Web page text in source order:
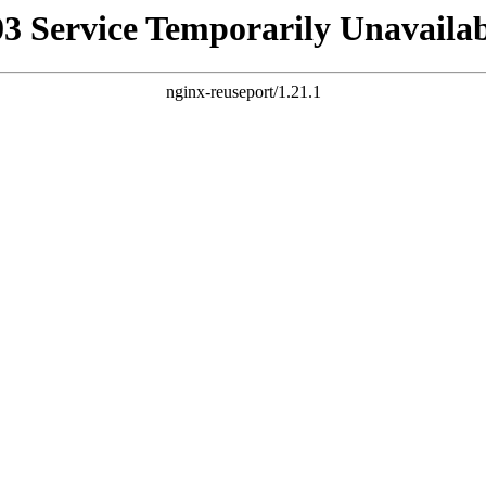
Service Temporarily
nginx-reuseport/1.21.1